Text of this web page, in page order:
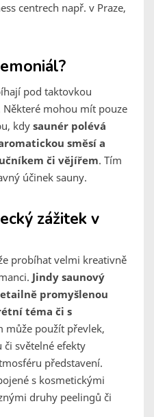
centrech např. v Praze,
pod taktovkou
Některé mohou mít pouze
kdy saunér polévá
směsí a
či vějířem. Tím
účinek sauny.
zážitek v
probíhat velmi kreativně
Jindy saunový
promyšlenou
téma či s
může použít převlek,
či světelné efekty
představení.
s kosmetickými
druhy peelingů či